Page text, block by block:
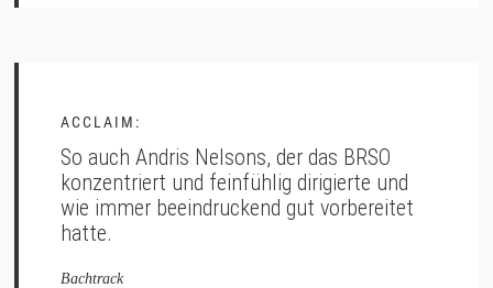
ACCLAIM:
So auch Andris Nelsons, der das BRSO
konzentriert und feinfühlig dirigierte und
wie immer beeindruckend gut vorbereitet
hatte.
Bachtrack